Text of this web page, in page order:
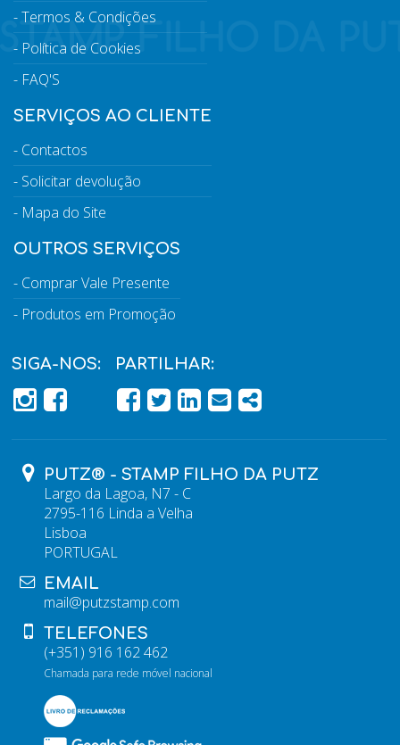
Termos & Condições
Política de Cookies
FAQ'S
SERVIÇOS AO CLIENTE
Contactos
Solicitar devolução
Mapa do Site
OUTROS SERVIÇOS
Comprar Vale Presente
Produtos em Promoção
SIGA-NOS:
PÁGINA DO FACEBOOK
PÁGINA DO FACEBOOK
PARTILHAR:
FACEBOOK
TWITTER
LINKEDIN
EMAIL
PUTZ® - STAMP FILHO DA PUTZ
Largo da Lagoa, N7 - C
2795-116 Linda a Velha
Lisboa
PORTUGAL
EMAIL
mail@putzstamp.com
TELEFONES
(+351) 916 162 462
Chamada para rede móvel nacional